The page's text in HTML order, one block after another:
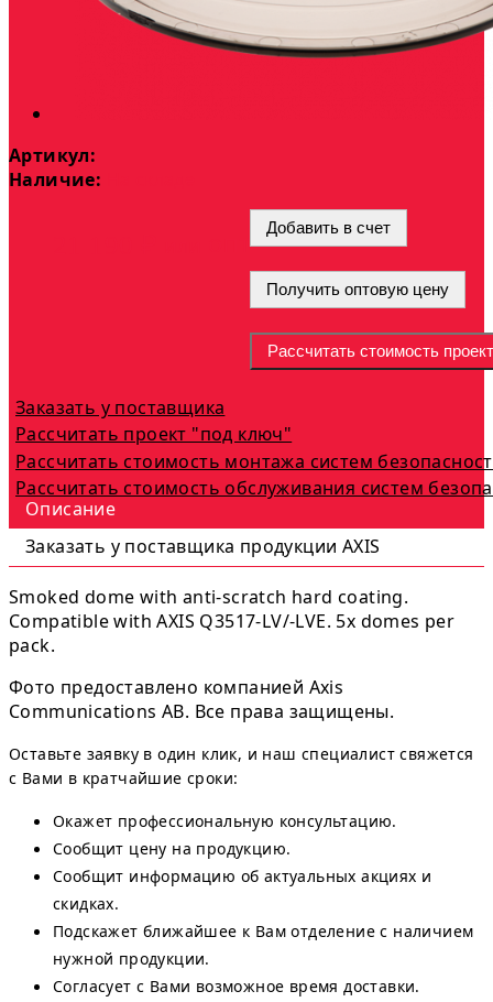
Артикул:
Наличие:
опт Добавить в счет
Получить оптовую цену
Рассчитать стоимость
Заказать у поставщика
Рассчитать проект "под ключ"
Рассчитать стоимость монтажа систем
Рассчитать стоимость обслуживания систем
Описание
Заказать у поставщика продукции AXIS
Smoked dome with anti-scratch hard coating.
Compatible with AXIS Q3517-LV/-LVE. 5x domes per
pack.
Фото предоставлено компанией Axis
Communications AB. Все права защищены.
Оставьте заявку в один клик, и наш специалист свяжется
с Вами в кратчайшие сроки:
Окажет профессиональную консультацию.
Сообщит цену на продукцию.
Сообщит информацию об актуальных акциях и
скидках.
Подскажет ближайшее к Вам отделение с наличием
нужной продукции.
Согласует с Вами возможное время доставки.